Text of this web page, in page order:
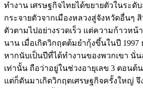
ทำงาน เศรษฐกิจไทยได้ขยายตัวในระดั
กระจายตัวจากเมืองหลวงสู่จังหวัดอื่นๆ
ตัวตามไปอย่างรวดเร็ว แต่ความก้าวหน้
นาน เมื่อเกิดวิกฤตต้มยำกุ้งขึ้นในปี 1997
หากนับเป็นปีที่ได้ทำงานของพวกเขา นั่น
เท่านั้น ถือว่าอยู่ในช่วงอายุเลข 3 ตอนต้
แต่ก็ดันมาเกิดวิกฤตเศรษฐกิจครั้งใหญ่